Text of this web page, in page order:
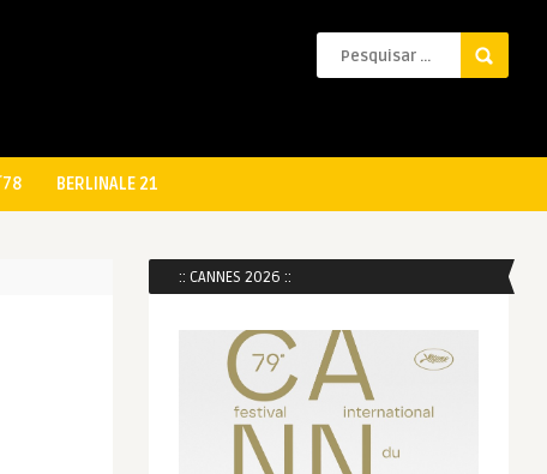
BERLINALE 21
:: CANNES 2026 ::